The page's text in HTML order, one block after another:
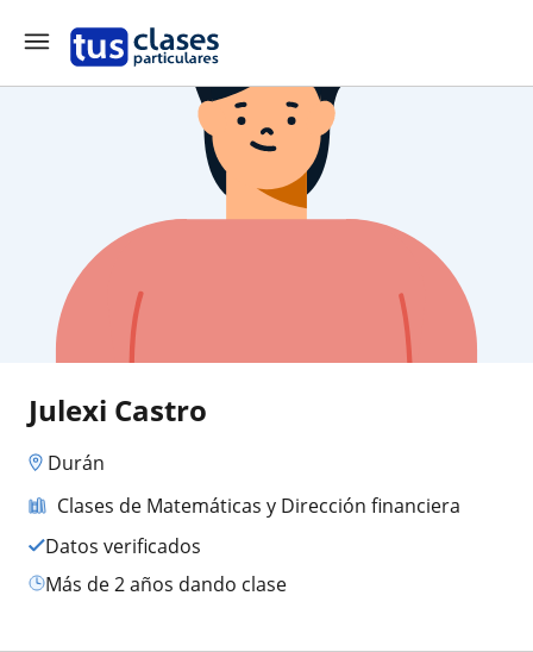
Julexi Castro
Durán
Clases de Matemáticas y Dirección financiera
Datos verificados
más de 2 años dando clase